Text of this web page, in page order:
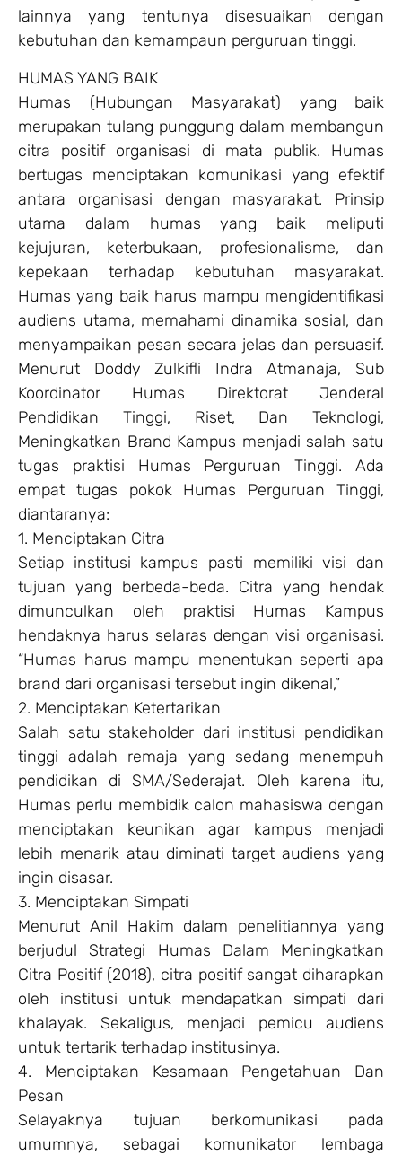
lainnya yang tentunya disesuaikan dengan
kebutuhan dan kemampaun perguruan tinggi.
HUMAS YANG BAIK
Humas (Hubungan Masyarakat) yang baik
merupakan tulang punggung dalam membangun
citra positif organisasi di mata publik. Humas
bertugas menciptakan komunikasi yang efektif
antara organisasi dengan masyarakat. Prinsip
utama dalam humas yang baik meliputi
kejujuran, keterbukaan, profesionalisme, dan
kepekaan terhadap kebutuhan masyarakat.
Humas yang baik harus mampu mengidentifikasi
audiens utama, memahami dinamika sosial, dan
menyampaikan pesan secara jelas dan persuasif.
Menurut Doddy Zulkifli Indra Atmanaja, Sub
Koordinator Humas Direktorat Jenderal
Pendidikan Tinggi, Riset, Dan Teknologi,
Meningkatkan Brand Kampus menjadi salah satu
tugas praktisi Humas Perguruan Tinggi. Ada
empat tugas pokok Humas Perguruan Tinggi,
diantaranya:
1. Menciptakan Citra
Setiap institusi kampus pasti memiliki visi dan
tujuan yang berbeda-beda. Citra yang hendak
dimunculkan oleh praktisi Humas Kampus
hendaknya harus selaras dengan visi organisasi.
“Humas harus mampu menentukan seperti apa
brand dari organisasi tersebut ingin dikenal,”
2. Menciptakan Ketertarikan
Salah satu stakeholder dari institusi pendidikan
tinggi adalah remaja yang sedang menempuh
pendidikan di SMA/Sederajat. Oleh karena itu,
Humas perlu membidik calon mahasiswa dengan
menciptakan keunikan agar kampus menjadi
lebih menarik atau diminati target audiens yang
ingin disasar.
3. Menciptakan Simpati
Menurut Anil Hakim dalam penelitiannya yang
berjudul Strategi Humas Dalam Meningkatkan
Citra Positif (2018), citra positif sangat diharapkan
oleh institusi untuk mendapatkan simpati dari
khalayak. Sekaligus, menjadi pemicu audiens
untuk tertarik terhadap institusinya.
4. Menciptakan Kesamaan Pengetahuan Dan
Pesan
Selayaknya tujuan berkomunikasi pada
umumnya, sebagai komunikator lembaga